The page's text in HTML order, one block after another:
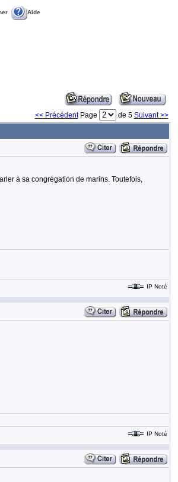
Aide
<< PrécédentPage de 5 Suivant >>
à sa congrégation de marins. Toutefois,
IP Noté
IP Noté